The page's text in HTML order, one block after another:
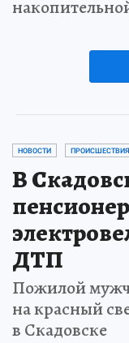
НОВОСТИ ПРОИСШЕСТВИЯ
В
ДТП
Пожилой
на красный
в Скадовске